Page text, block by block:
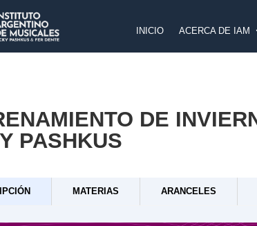
INICIO ACERCA DE IAM
DE
PASHKUS
MATERIAS ARANCELES